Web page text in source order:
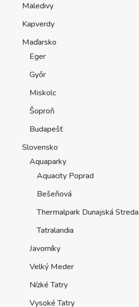
Maledivy
Kapverdy
Maďarsko
Eger
Győr
Miskolc
Šoproň
Budapešť
Slovensko
Aquaparky
Aquacity Poprad
Bešeňová
Thermalpark Dunajská Streda
Tatralandia
Javorníky
Velký Meder
Nízké Tatry
Vysoké Tatry